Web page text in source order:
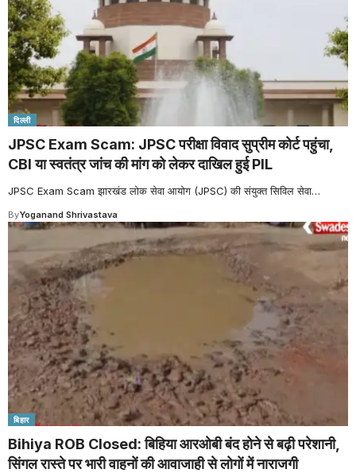
दिल्ली
JPSC Exam Scam: JPSC परीक्षा विवाद सुप्रीम कोर्ट पहुंचा,
CBI या स्वतंत्र जांच की मांग को लेकर दाखिल हुई PIL
JPSC Exam Scam झारखंड लोक सेवा आयोग (JPSC) की संयुक्त सिविल सेवा…
ByYoganand Shrivastava
बिहार
Bihiya ROB Closed: बिहिया आरओबी बंद होने से बढ़ी परेशानी,
सिंगल रास्ते पर भारी वाहनों की आवाजाही से लोगों में नाराजगी